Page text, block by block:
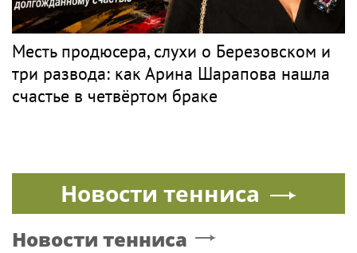
Месть продюсера, слухи о Березовском и
три развода: как Арина Шарапова нашла
счастье в четвёртом браке
Новости тенниса
Новости тенниса